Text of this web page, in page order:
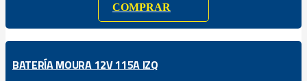
COMPRAR
BATERÍA MOURA 12V 115A IZQ